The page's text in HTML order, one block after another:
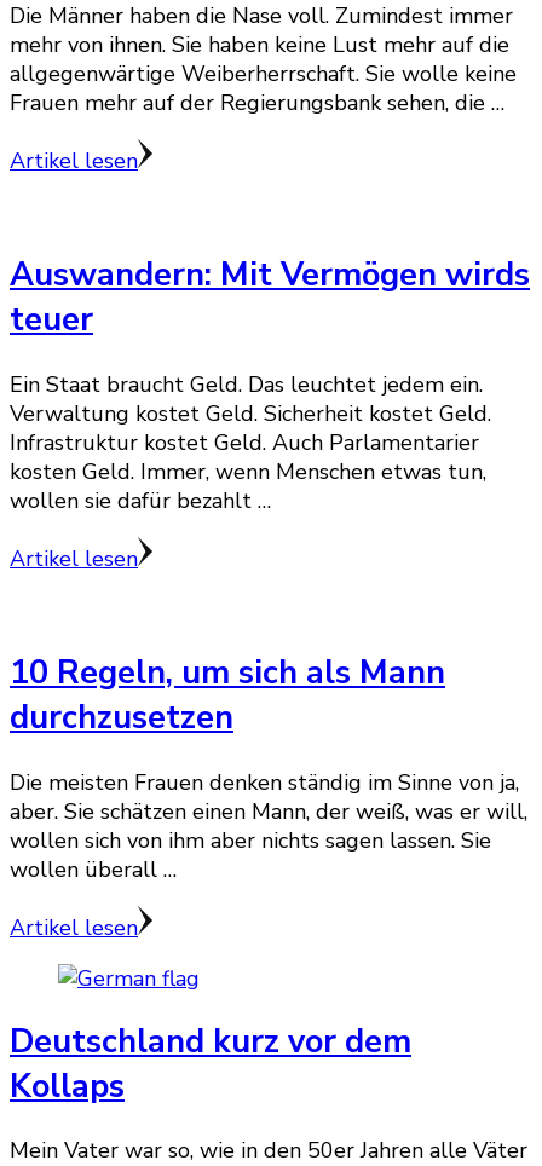
Die Männer haben die Nase voll. Zumindest immer
mehr von ihnen. Sie haben keine Lust mehr auf die
allgegenwärtige Weiberherrschaft. Sie wolle keine
Frauen mehr auf der Regierungsbank sehen, die …
Artikel lesen
Auswandern: Mit Vermögen wirds
teuer
Ein Staat braucht Geld. Das leuchtet jedem ein.
Verwaltung kostet Geld. Sicherheit kostet Geld.
Infrastruktur kostet Geld. Auch Parlamentarier
kosten Geld. Immer, wenn Menschen etwas tun,
wollen sie dafür bezahlt …
Artikel lesen
10 Regeln, um sich als Mann
durchzusetzen
Die meisten Frauen denken ständig im Sinne von ja,
aber. Sie schätzen einen Mann, der weiß, was er will,
wollen sich von ihm aber nichts sagen lassen. Sie
wollen überall …
Artikel lesen
Deutschland kurz vor dem
Kollaps
Mein Vater war so, wie in den 50er Jahren alle Väter